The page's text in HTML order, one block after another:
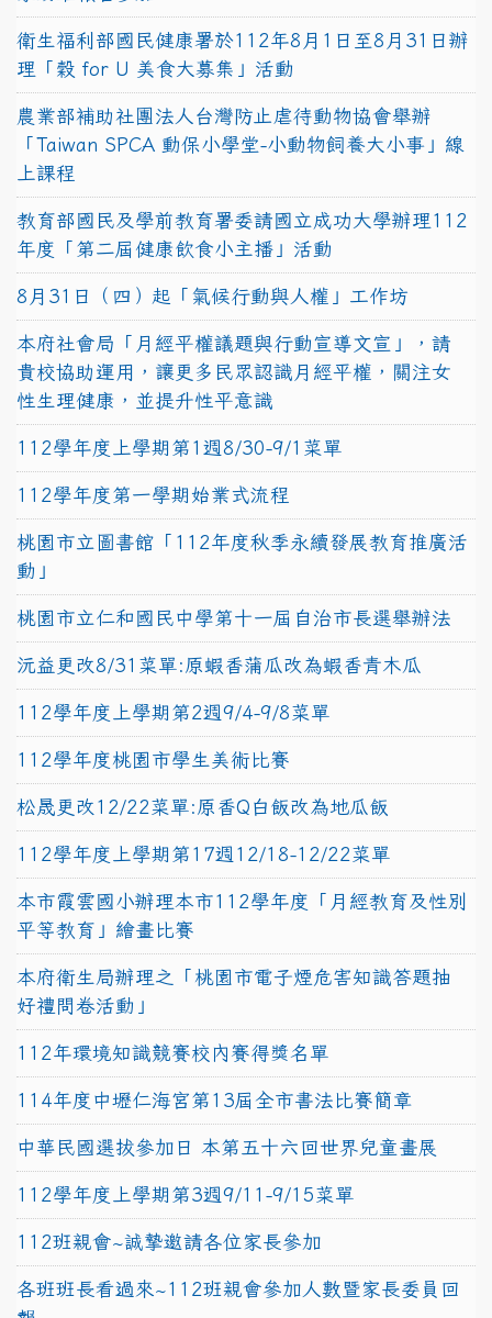
衛生福利部國民健康署於112年8月1日至8月31日辦
理「穀 for U 美食大募集」活動
農業部補助社團法人台灣防止虐待動物協會舉辦
「Taiwan SPCA 動保小學堂-小動物飼養大小事」線
上課程
教育部國民及學前教育署委請國立成功大學辦理112
年度「第二屆健康飲食小主播」活動
8月31日（四）起「氣候行動與人權」工作坊
本府社會局「月經平權議題與行動宣導文宣」，請
貴校協助運用，讓更多民眾認識月經平權，關注女
性生理健康，並提升性平意識
112學年度上學期第1週8/30-9/1菜單
112學年度第一學期始業式流程
桃園市立圖書館「112年度秋季永續發展教育推廣活
動」
桃園市立仁和國民中學第十一屆自治市長選舉辦法
沅益更改8/31菜單:原蝦香蒲瓜改為蝦香青木瓜
112學年度上學期第2週9/4-9/8菜單
112學年度桃園市學生美術比賽
松晟更改12/22菜單:原香Q白飯改為地瓜飯
112學年度上學期第17週12/18-12/22菜單
本市霞雲國小辦理本市112學年度「月經教育及性別
平等教育」繪畫比賽
本府衛生局辦理之「桃園市電子煙危害知識答題抽
好禮問卷活動」
112年環境知識競賽校內賽得獎名單
114年度中壢仁海宮第13屆全市書法比賽簡章
中華民國選拔參加日 本第五十六回世界兒童畫展
112學年度上學期第3週9/11-9/15菜單
112班親會~誠摯邀請各位家長參加
各班班長看過來~112班親會參加人數暨家長委員回